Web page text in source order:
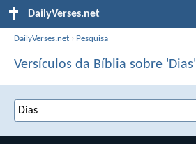
DailyVerses.net
DailyVerses.net › Pesquisa
Versículos da Bíblia sobre 'Dias'